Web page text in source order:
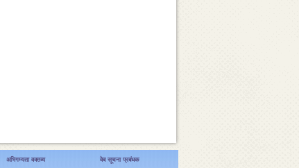
अभिगम्यता वक्तव्य वेब सूचना प्रबंधक